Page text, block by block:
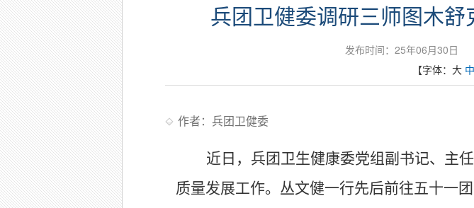
兵团卫健委调研三师图木
发布时间：25年06月30日
【字体： 大 中
作者：兵团卫健委
近日，兵团卫生健康委党组副书记、主
质量发展工作。丛文健一行先后前往五十一